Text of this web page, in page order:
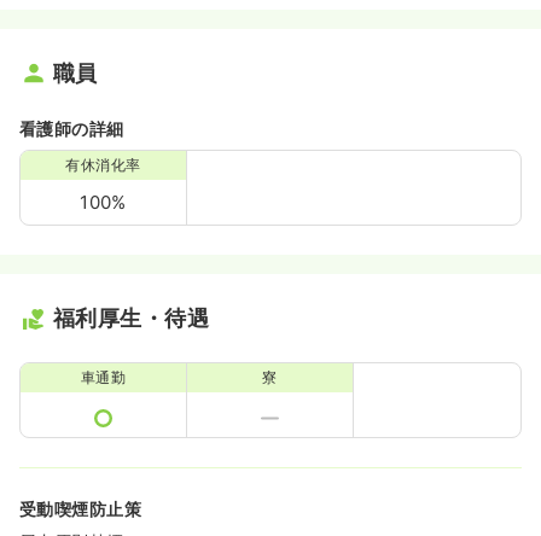
職員
看護師の詳細
有休消化率
100%
福利厚生・待遇
車通勤 寮
受動喫煙防止策